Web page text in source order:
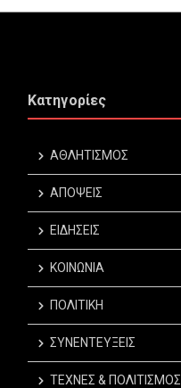
Κατηγορίες
ΑΘΛΗΤΙΣΜΟΣ
ΑΠΟΨΕΙΣ
ΕΙΔΗΣΕΙΣ
ΚΟΙΝΩΝΙΑ
ΠΟΛΙΤΙΚΗ
ΣΥΝΕΝΤΕΥΞΕΙΣ
ΤΕΧΝΕΣ & ΠΟΛΙΤΙΣΜΟΣ